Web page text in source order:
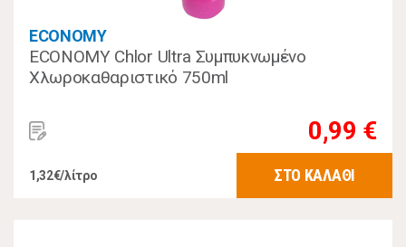
ECONOMY
ECONOMY Chlor Ultra Συμπυκνωμένο
Χλωροκαθαριστικό 750ml
0,99 €
1,32€/λίτρο ΣΤΟ ΚΑΛΑΘΙ